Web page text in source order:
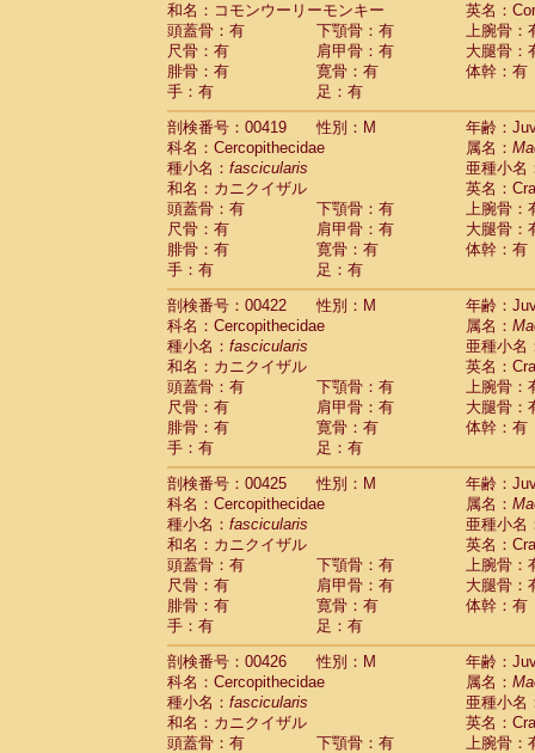
和名：コモンウーリーモンキー
英名：
頭蓋骨：有
下顎骨：有
上腕骨：
尺骨：有
肩甲骨：有
大腿骨：
腓骨：有
寛骨：有
体幹：有
手：有
足：有
剖検番号：00419
性別：M
年齢：
科名：Cercopithecidae
属名：
種小名： fascicularis
亜種小名
和名：カニクイザル
英名：
頭蓋骨：有
下顎骨：有
上腕骨：
尺骨：有
肩甲骨：有
大腿骨：
腓骨：有
寛骨：有
体幹：有
手：有
足：有
剖検番号：00422
性別：M
年齢：
科名：Cercopithecidae
属名：
種小名： fascicularis
亜種小名
和名：カニクイザル
英名：
頭蓋骨：有
下顎骨：有
上腕骨：
尺骨：有
肩甲骨：有
大腿骨：
腓骨：有
寛骨：有
体幹：有
手：有
足：有
剖検番号：00425
性別：M
年齢：
科名：Cercopithecidae
属名：
種小名： fascicularis
亜種小名
和名：カニクイザル
英名：
頭蓋骨：有
下顎骨：有
上腕骨：
尺骨：有
肩甲骨：有
大腿骨：
腓骨：有
寛骨：有
体幹：有
手：有
足：有
剖検番号：00426
性別：M
年齢：
科名：Cercopithecidae
属名：
種小名： fascicularis
亜種小名
和名：カニクイザル
英名：
頭蓋骨：有
下顎骨：有
上腕骨：